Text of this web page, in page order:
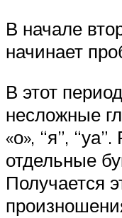
В начале
начинает
В этот
несложные
«о», “я”,
отдельные
Получается